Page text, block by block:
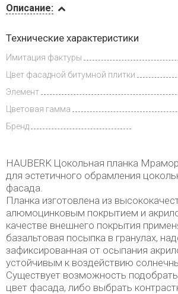
и оплата
Описание:
Технические характеристики
Имитация фактуры
Цвет фасадной битумной плитки
Элемент
Цветовая гамма
Бренд
HAUBERK Цокольная планка
для эстетичного обрамления
фасада.
Планка изготовлена из
алюмоцинковым покрытием и
качестве внешнего покрытия
базальтовая посыпка в гранулах,
зафиксированная от осыпания
устойчивым к воздействию
Существует возможность
цвет фасада, либо выбрать